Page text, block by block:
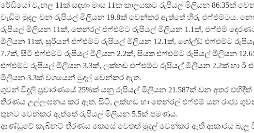
රේඩියෝ චැනල 11ක් සඳහා මාස 11ක කාලයකට රුපියල් මිලියන 86.35ක්
වැඩිම මුදල වන රුපියල් මිලියන 19.8ක් වෙන්කර ඇත්තේ හිරු එෆ්එම්ටය.
රුපියල් මිලියන 11ක්, තෙන්රල් එෆ්එම්ට රුපියල් මිලියන 1.1ක්, එෆ්එම්
මිලියන 11ක්, සූරියන් එෆ්එම්ට රුපියල් මිලියන 12.1ක්, ගෝල්ඩ් එෆ්එම්ට
7.7ක්, සිටි එෆ්එම්ට රුපියල් මිලියන 2.2ක්, සියත එෆ්එම්ට රුපියල් මිලියන
එෆ්එම්ට රුපියල් මිලියන 3.3ක්, ලක්හඬ එෆ්එම්ට රුපියල් මිලියන 2.2ක් හා ඊ
මිලියන 3.3ක් වශයෙන් මුදල් වෙන්කර ඇත.
ගුවන් විදුලි ප්‍රචාරණයේ 25%ක් යනු රුපියල් මිලියන 21.587ක් වන අතර
තීරණය උල්ලංඝනය කර ඇත. සිටි, ලක්හඬ හා තෙන්රල් එෆ්එම් යන රාජ්‍ය
තුනට වෙන්කර ඇත්තේ රුපියල් මිලියන 5.5ක් පමණය.
ආණ්ඩුවේ කැබිනට් තීරණය කෙසේ වෙතත් මුදල් වෙන්කර ඇති ආකාරය බැලූ